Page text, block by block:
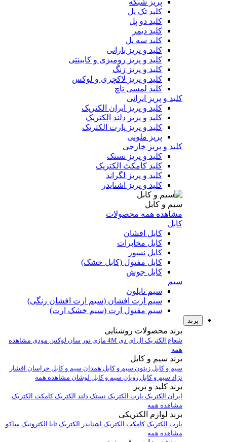
پریز شبکه
کلید تک پل
کلید دو پل
کلید دیمر
کلید سه پل
کلید و پریز بارانی
کلید و پریز رومیزی و کابینتی
کلید و پریز زنگ
کلید و پریز لاکچری و لوکس
کلید لمسی تاچ
کلید و پریز ایرانی
کلید و پریز ایران الکتریک
کلید و پریز دلند الکتریک
کلید و پریز پارت الکتریک
پریز ملونی
کلید و پریز خارجی
کلید و پریز نستک
کلید کامکث الکتریک
کلید و پریز لگراند
کلید و پریز اشنایدر
سیم و کابل
مشاهده همه محصولات
کابل
کابل افشان
کابل مخابرات
کابل نسوز
کابل مفتول (کابل خشک)
کابل جوش
سیم
سیم نایلون
سیم ارت افشان (سیم ارت افشان رنگی)
سیم مفتول ارت (سیم خشک ارت)
برند
برند محصولات روشنایی
شعاع الکتریک ال ای دی 4M مازی نور سان لوکس مودی مشاهده
همه
برند سیم و کابل
سیم و کابل زیتون سیم و کابل همدان سیم و کابل خراسان افشار
نژاد سیم و کابل رویان سیم و کابل لوشان مشاهده همه
برند کلید و پریز
ایران الکتریک پارت الکتریک نستک دلند الکتریککامکث الکتریک
مشاهده همه
برند لوازم الکتریکی
پارت الکتریککامکث الکتریک اشنایدر الکتریک تابا الکترونیک ساکو
مشاهده همه